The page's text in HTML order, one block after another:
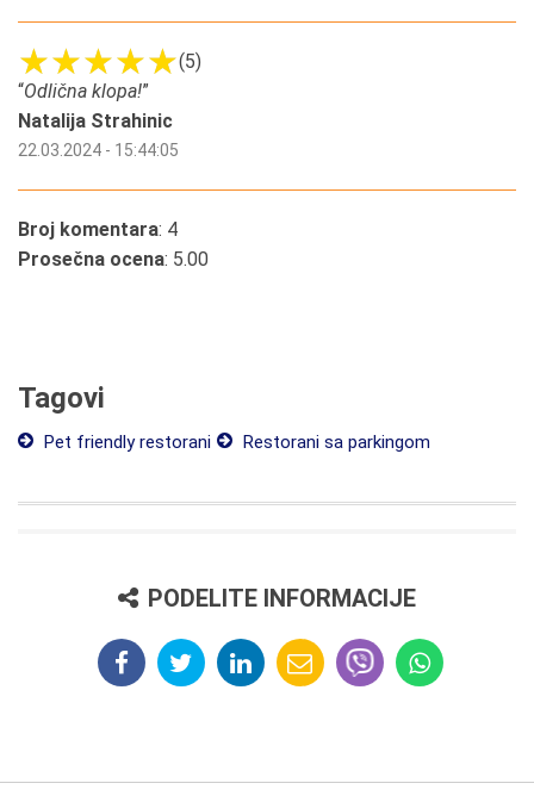
(5)
“Odlična klopa!”
Natalija Strahinic
22.03.2024 - 15:44:05
Broj komentara: 4
Prosečna ocena: 5.00
Tagovi
Pet friendly restorani Restorani sa parkingom
PODELITE INFORMACIJE